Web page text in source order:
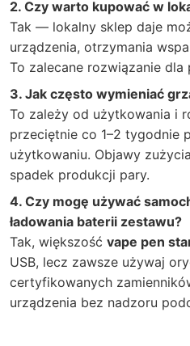
2. Czy warto kupować w
Tak — lokalny sklep daje
urządzenia, otrzymania
To zalecane rozwiązanie dla
3. Jak często wymieniać
To zależy od użytkowania i
przeciętnie co 1–2 tygodnie
użytkowaniu. Objawy
spadek produkcji pary.
4. Czy mogę używać
ładowania baterii zestawu?
Tak, większość vape pen
USB, lecz zawsze używaj
certyfikowanych
urządzenia bez nadzoru